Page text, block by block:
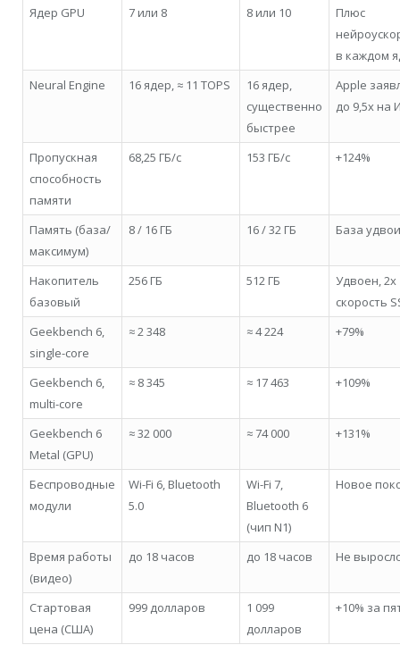
Ядер GPU
7 или 8 8 или 10
Плюс
в каждом
Neural Engine
16 ядер, ≈ 11 TOPS
16 ядер,
существенно
быстрее
Apple
до 9,5x на
Пропускная
способность
памяти
68,25 ГБ/с 153 ГБ/с +124%
Память (база/
максимум)
8 / 16 ГБ 16 / 32 ГБ База
Накопитель
базовый
256 ГБ 512 ГБ
Удвоен, 2x
скорость
Geekbench 6,
single-core
≈ 2 348 ≈ 4 224 +79%
Geekbench 6,
multi-core
≈ 8 345 ≈ 17 463 +109%
Geekbench 6
Metal (GPU)
≈ 32 000 ≈ 74 000 +131%
Беспроводные
модули
Wi-Fi 6, Bluetooth
5.0
Wi-Fi 7,
Bluetooth 6
(чип N1)
Новое
Время работы
(видео)
до 18 часов до 18 часов Не
Стартовая
цена (США)
999 долларов
1 099
долларов
+10% за